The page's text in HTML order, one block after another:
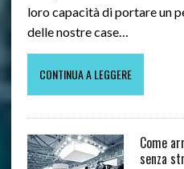
loro capacità di portare un
delle nostre case…
CONTINUA A LEGGERE
Come
senza